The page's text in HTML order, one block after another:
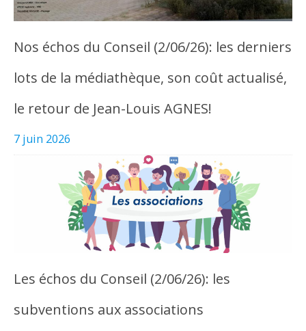
Nos échos du Conseil (2/06/26): les derniers
lots de la médiathèque, son coût actualisé,
le retour de Jean-Louis AGNES!
7 juin 2026
Les échos du Conseil (2/06/26): les
subventions aux associations